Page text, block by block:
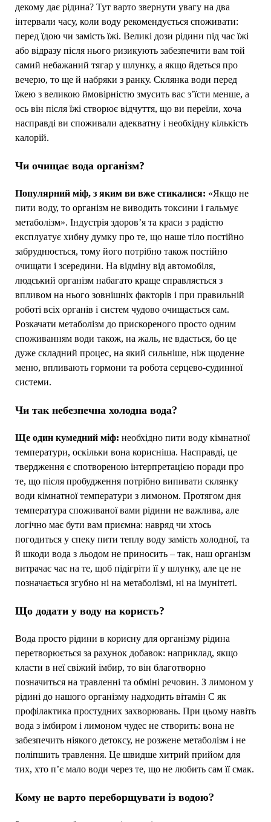
декому дає рідина? Тут варто звернути увагу на два
інтервали часу, коли воду рекомендується споживати:
перед їдою чи замість їжі. Великі дози рідини під час їжі
або відразу після нього ризикують забезпечити вам той
самий небажаний тягар у шлунку, а якщо йдеться про
вечерю, то ще й набряки з ранку. Склянка води перед
їжею з великою ймовірністю змусить вас з’їсти менше, а
ось він після їжі створює відчуття, що ви переїли, хоча
насправді ви споживали адекватну і необхідну кількість
калорій.
Чи очищає вода організм?
Популярний міф, з яким ви вже стикалися: «Якщо не
пити воду, то організм не виводить токсини і гальмує
метаболізм». Індустрія здоров’я та краси з радістю
експлуатує хибну думку про те, що наше тіло постійно
забруднюється, тому його потрібно також постійно
очищати і зсередини. На відміну від автомобіля,
людський організм набагато краще справляється з
впливом на нього зовнішніх факторів і при правильній
роботі всіх органів і систем чудово очищається сам.
Розкачати метаболізм до прискореного просто одним
споживанням води також, на жаль, не вдасться, бо це
дуже складний процес, на який сильніше, ніж щоденне
меню, впливають гормони та робота серцево-судинної
системи.
Чи так небезпечна холодна вода?
Ще один кумедний міф: необхідно пити воду кімнатної
температури, оскільки вона корисніша. Насправді, це
твердження є спотвореною інтерпретацією поради про
те, що після пробудження потрібно випивати склянку
води кімнатної температури з лимоном. Протягом дня
температура споживаної вами рідини не важлива, але
логічно має бути вам приємна: навряд чи хтось
погодиться у спеку пити теплу воду замість холодної, та
й шкоди вода з льодом не приносить – так, наш організм
витрачає час на те, щоб підігріти її у шлунку, але це не
позначається згубно ні на метаболізмі, ні на імунітеті.
Що додати у воду на користь?
Вода просто рідини в корисну для організму рідина
перетворюється за рахунок добавок: наприклад, якщо
класти в неї свіжий імбир, то він благотворно
позначиться на травленні та обміні речовин. З лимоном у
рідині до нашого організму надходить вітамін С як
профілактика простудних захворювань. При цьому навіть
вода з імбиром і лимоном чудес не створить: вона не
забезпечить ніякого детоксу, не розжене метаболізм і не
поліпшить травлення. Це швидше хитрий прийом для
тих, хто п’є мало води через те, що не любить сам її смак.
Кому не варто переборщувати із водою?